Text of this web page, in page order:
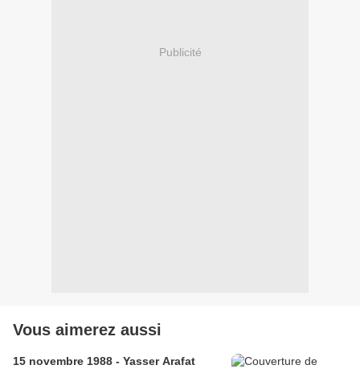
Publicité
Vous aimerez aussi
15 novembre 1988 - Yasser Arafat